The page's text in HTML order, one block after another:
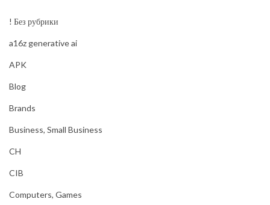
! Без рубрики
a16z generative ai
APK
Blog
Brands
Business, Small Business
CH
CIB
Computers, Games